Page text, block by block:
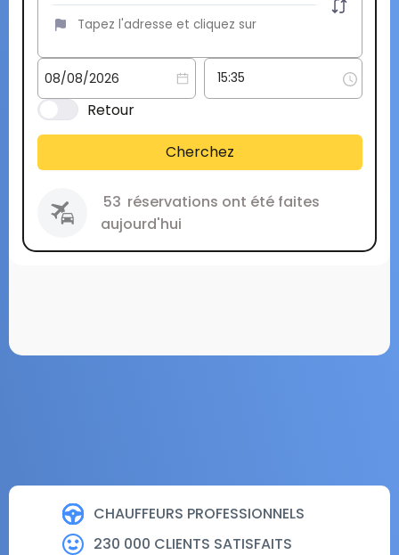
CHAUFFEURS PROFESSIONNELS
230 000 CLIENTS SATISFAITS
Retour
Cherchez
53 réservations ont été faites
aujourd'hui